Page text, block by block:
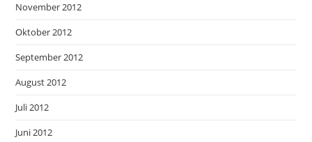
November 2012
Oktober 2012
September 2012
August 2012
Juli 2012
Juni 2012